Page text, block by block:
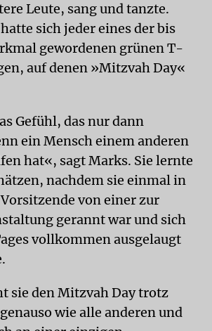
Leute, sang und tanzte.
sich jeder eines der bis
gewordenen grünen T-
auf denen »Mitzvah Day«
Gefühl, das nur dann
ein Mensch einem anderen
hat«, sagt Marks. Sie lernte
nachdem sie einmal in
von einer zur
gerannt war und sich
vollkommen ausgelaugt
sie den Mitzvah Day trotz
wie alle anderen und